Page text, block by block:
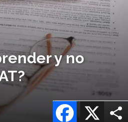
y no
X
Facebook